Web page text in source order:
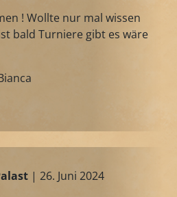
! Wollte nur mal wissen
bald Turniere gibt es wäre
| 26. Juni 2024